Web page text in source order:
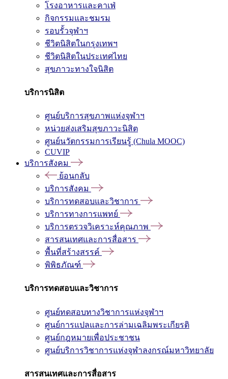
โรงอาหารและคาเฟ่
กิจกรรมและชมรม
รอบรั้วจุฬาฯ
ชีวิตนิสิตในกรุงเทพฯ
ชีวิตนิสิตในประเทศไทย
สุขภาวะทางใจนิสิต
บริการนิสิต
ศูนย์บริการสุขภาพแห่งจุฬาฯ
หน่วยส่งเสริมสุขภาวะนิสิต
ศูนย์นวัตกรรมการเรียนรู้ (Chula MOOC)
CUVIP
บริการสังคม
ย้อนกลับ
บริการสังคม
บริการทดสอบและวิชาการ
บริการทางการแพทย์
บริการตรวจวิเคราะห์คุณภาพ
สารสนเทศและการสื่อสาร
พื้นที่สร้างสรรค์
พิพิธภัณฑ์
บริการทดสอบและวิชาการ
ศูนย์ทดสอบทางวิชาการแห่งจุฬาฯ
ศูนย์การแปลและการล่ามเฉลิมพระเกียรติ
ศูนย์กฎหมายเพื่อประชาชน
ศูนย์บริการวิชาการแห่งจุฬาลงกรณ์มหาวิทยาลัย
สารสนเทศและการสื่อสาร